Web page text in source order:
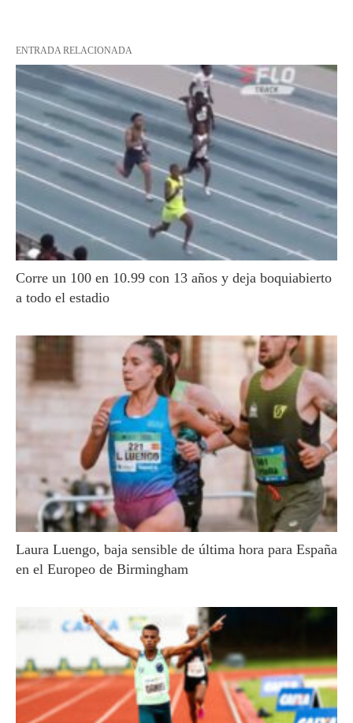
ENTRADA RELACIONADA
Corre un 100 en 10.99 con 13 años y deja boquiabierto
a todo el estadio
Laura Luengo, baja sensible de última hora para España
en el Europeo de Birmingham